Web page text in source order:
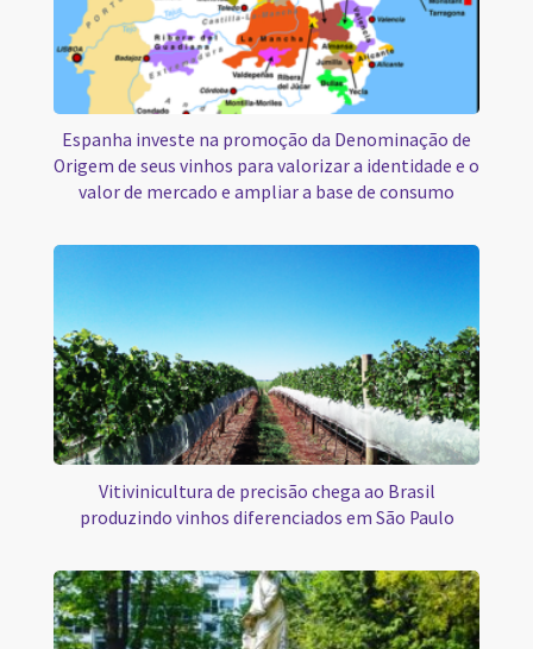
Espanha investe na promoção da Denominação de
Origem de seus vinhos para valorizar a identidade e o
valor de mercado e ampliar a base de consumo
Vitivinicultura de precisão chega ao Brasil
produzindo vinhos diferenciados em São Paulo